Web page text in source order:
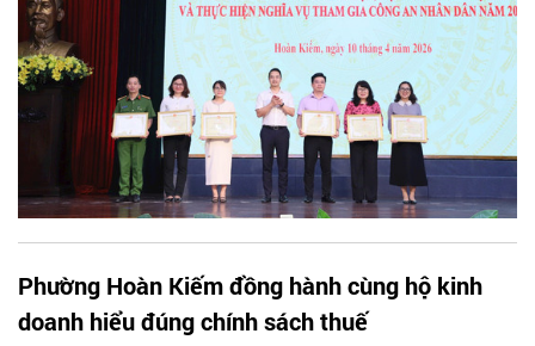
Phường Hoàn Kiếm đồng hành cùng hộ kinh
doanh hiểu đúng chính sách thuế